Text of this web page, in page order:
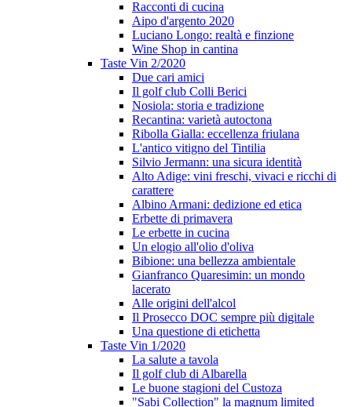
Racconti di cucina
Aipo d'argento 2020
Luciano Longo: realtà e finzione
Wine Shop in cantina
Taste Vin 2/2020
Due cari amici
Il golf club Colli Berici
Nosiola: storia e tradizione
Recantina: varietà autoctona
Ribolla Gialla: eccellenza friulana
L'antico vitigno del Tintilia
Silvio Jermann: una sicura identità
Alto Adige: vini freschi, vivaci e ricchi di
carattere
Albino Armani: dedizione ed etica
Erbette di primavera
Le erbette in cucina
Un elogio all'olio d'oliva
Bibione: una bellezza ambientale
Gianfranco Quaresimin: un mondo
lacerato
Alle origini dell'alcol
Il Prosecco DOC sempre più digitale
Una questione di etichetta
Taste Vin 1/2020
La salute a tavola
Il golf club di Albarella
Le buone stagioni del Custoza
"Sabi Collection" la magnum limited